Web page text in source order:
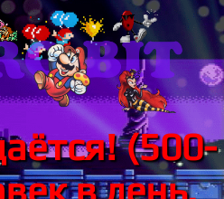
(500-
в день.